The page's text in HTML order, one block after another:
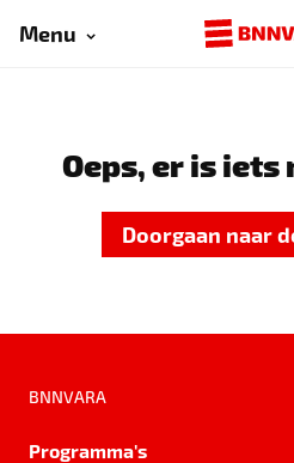
Menu
Oeps, er is iets
Doorgaan naar
BNNVARA
Programma's